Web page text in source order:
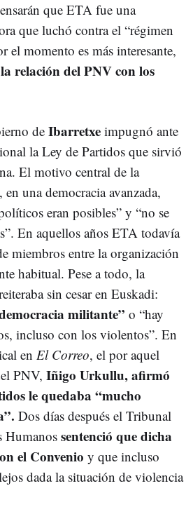
que ETA fue una
que luchó contra el “régimen
el momento es más interesante,
relación del PNV con los
de Ibarretxe impugnó ante
la Ley de Partidos que sirvió
El motivo central de la
una democracia avanzada,
eran posibles” y “no se
En aquellos años ETA todavía
miembros entre la organización
habitual. Pese a todo, la
sin cesar en Euskadi:
militante” o “hay
incluso con los violentos”. En
en El Correo, el por aquel
PNV, Iñigo Urkullu, afirmó
le quedaba “mucho
Dos días después el Tribunal
Humanossentenció que dicha
el Convenio y que incluso
dada la situación de violencia